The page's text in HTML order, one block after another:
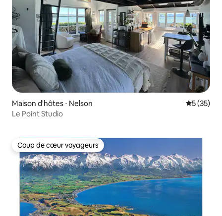
Maison d'hôtes ⋅ Nelson
5 (35)
Le Point Studio
Coup de cœur voyageurs
Coup de cœur voyageurs